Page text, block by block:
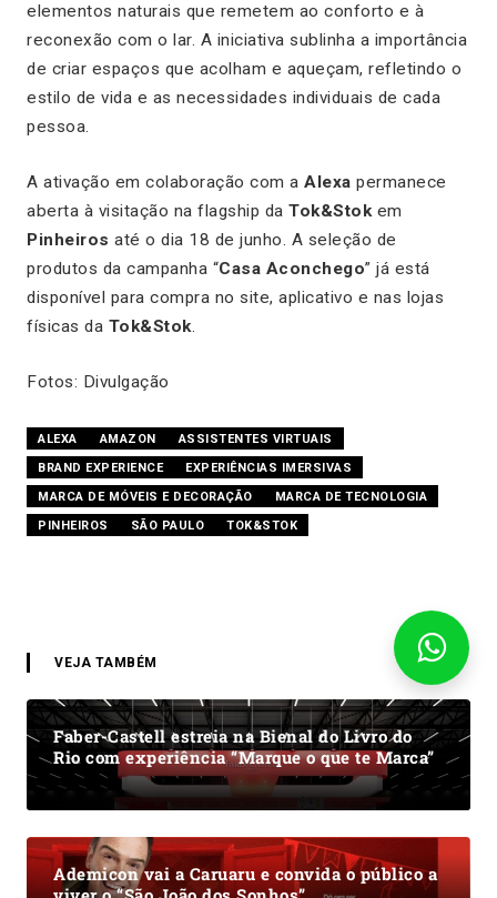
elementos naturais que remetem ao conforto e à
reconexão com o lar. A iniciativa sublinha a importância
de criar espaços que acolham e aqueçam, refletindo o
estilo de vida e as necessidades individuais de cada
pessoa.
A ativação em colaboração com a Alexa permanece
aberta à visitação na flagship da Tok&Stokem
Pinheiros até o dia 18 de junho. A seleção de
produtos da campanha “Casa Aconchego” já está
disponível para compra no site, aplicativo e nas lojas
físicas da Tok&Stok.
Fotos: Divulgação
ALEXA AMAZON
ASSISTENTES VIRTUAIS
BRAND EXPERIENCE
EXPERIÊNCIAS IMERSIVAS
MARCA DE MÓVEIS E DECORAÇÃO
MARCA DE TECNOLOGIA
PINHEIROS
SÃO PAULO TOK&STOK
VEJA TAMBÉM
Faber-Castell estreia na Bienal do Livro do
Rio com experiência “Marque o que te Marca”
Ademicon vai a Caruaru e convida o público a